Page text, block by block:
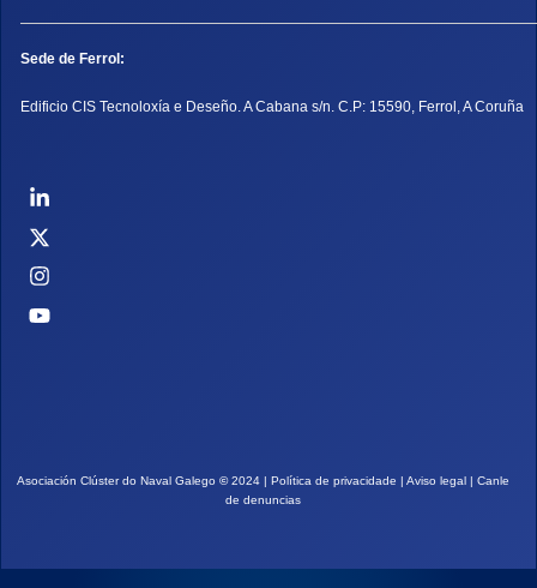
Sede de Ferrol:
Edificio CIS Tecnoloxía e Deseño. A Cabana s/n. C.P: 15590, Ferrol, A Coruña
Asociación Clúster do Naval Galego ©2024 | Política de privacidade Aviso legal
Canle
de denuncias